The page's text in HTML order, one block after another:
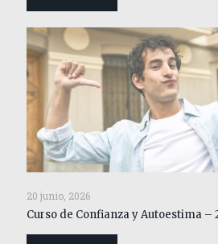
20 junio, 2026
Curso de Confianza y Autoestima –